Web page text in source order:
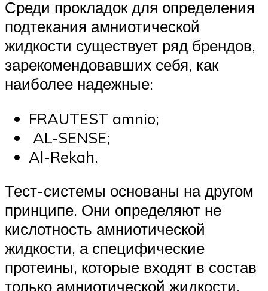
Среди прокладок для определения
подтекания амниотической
жидкости существует ряд брендов,
зарекомендовавших себя, как
наиболее надежные:
FRAUTEST amnio;
AL-SENSE;
Al-Rekah.
Тест-системы основаны на другом
принципе. Они определяют не
кислотность амниотической
жидкости, а специфические
протеины, которые входят в состав
только амниотической жидкости.